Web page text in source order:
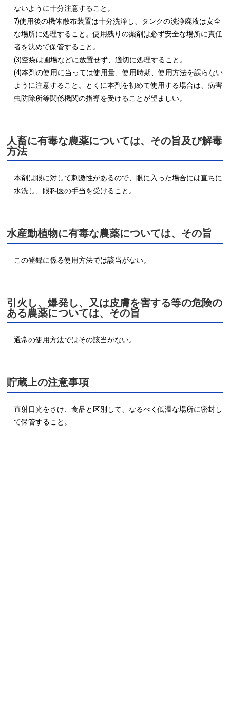
ないように十分注意すること。
7)使用後の機体散布装置は十分洗浄し、タンクの洗浄廃液は安全
な場所に処理すること。使用残りの薬剤は必ず安全な場所に責任
者を決めて保管すること。
(3)空袋は圃場などに放置せず、適切に処理すること。
(4)本剤の使用に当っては使用量、使用時期、使用方法を誤らない
ように注意すること。とくに本剤を初めて使用する場合は、病害
虫防除所等関係機関の指導を受けることが望ましい。
人畜に有毒な農薬については、その旨及び解毒
方法
本剤は眼に対して刺激性があるので、眼に入った場合には直ちに
水洗し、眼科医の手当を受けること。
水産動植物に有毒な農薬については、その旨
この登録に係る使用方法では該当がない。
引火し、爆発し、又は皮膚を害する等の危険の
ある農薬については、その旨
通常の使用方法ではその該当がない。
貯蔵上の注意事項
直射日光をさけ、食品と区別して、なるべく低温な場所に密封し
て保管すること。